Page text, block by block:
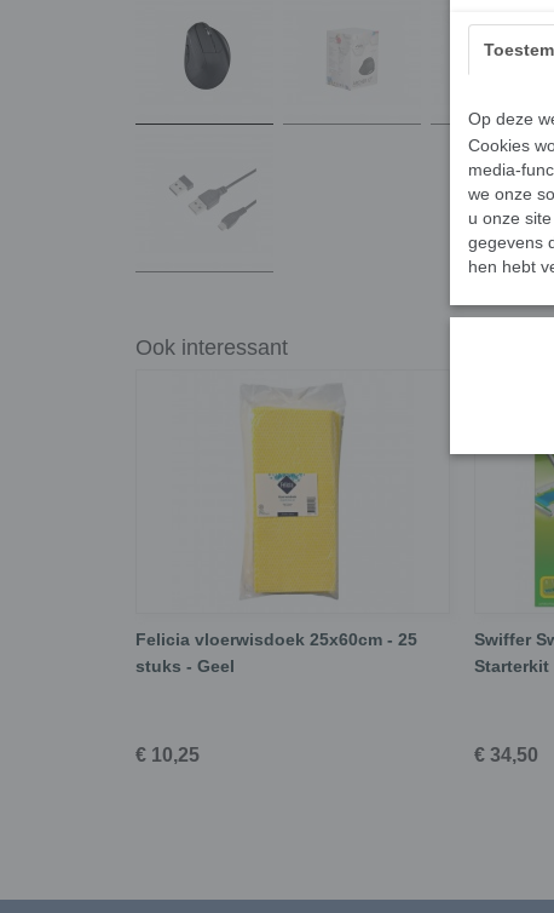
Ook interessant
Felicia vloerwisdoek 25x60cm - 25
stuks - Geel
€ 10,25
Swiffer
Starterkit
€ 34,50
Op deze
Cookies
media-
we onze
u onze
gegevens
hen hebt